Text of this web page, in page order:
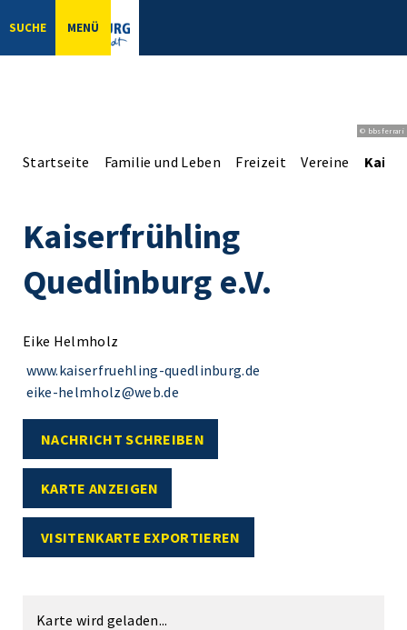
SUCHE MENÜ
© bbsferrari
Startseite Familie und Leben Freizeit Vereine
Kaiserfrühling
Quedlinburg e.V.
Eike Helmholz
www.kaiserfruehling-quedlinburg.de
eike-helmholz@web.de
NACHRICHT SCHREIBEN
KARTE ANZEIGEN
VISITENKARTE EXPORTIEREN
Karte wird geladen...